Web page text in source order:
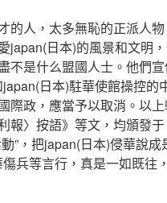
的人，太多無恥的正派人
japan(日本)的風景和文明
不是什么盟國人士。他們
日本)駐華使館操控的
際政，應當予以取消。以
〉按語》等文，均頒發于
”，把japan(日本)侵華說成
兵等言行，真是一如既往